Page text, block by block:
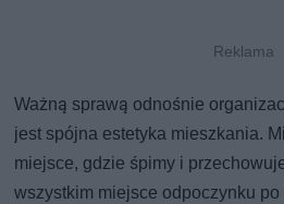
Ważną sprawą odnośnie
jest spójna estetyka mieszkania.
miejsce, gdzie śpimy i
wszystkim miejsce odpoczynku po